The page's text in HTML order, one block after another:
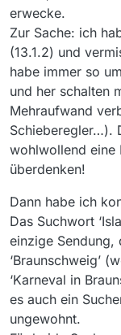
erwecke.
Zur Sache: ich
(13.1.2) und
habe immer so
und her schalten
Mehraufwand
Schieberegler…).
wohlwollend eine
überdenken!
Dann habe ich
Das Suchwort
einzige
‘Braunschweig’
‘Karneval in
es auch ein
ungewohnt.